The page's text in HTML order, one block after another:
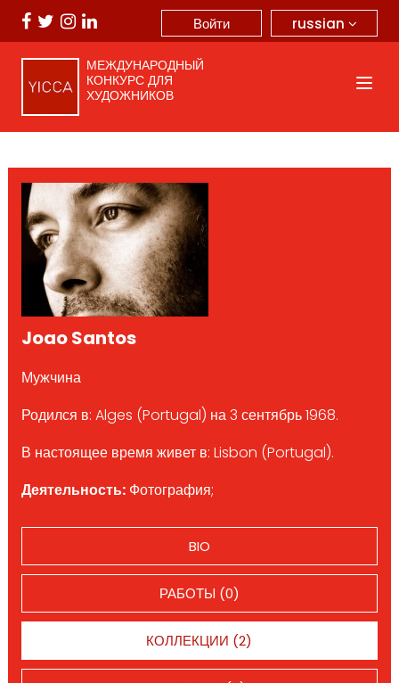
russian
Войти
МЕЖДУНАРОДНЫЙ
КОНКУРС ДЛЯ
ХУДОЖНИКОВ
Joao Santos
Мужчина
Родился в: Alges (Portugal) на 3 сентябрь 1968.
В настоящее время живет в: Lisbon (Portugal).
Деятельность:Фотография;
BIO
РАБОТЫ (0)
КОЛЛЕКЦИИ (2)